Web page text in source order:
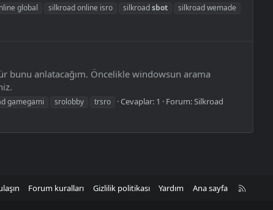
global silkroad online isro silkroadsbot
silkroad wemade
bunu anlatacağım. Öncelikle windowsun arama
gamegami srolobby trsro Cevaplar: 1 Forum:Silkroad
Forum kuralları Gizlilik politikası Yardım Ana sayfa